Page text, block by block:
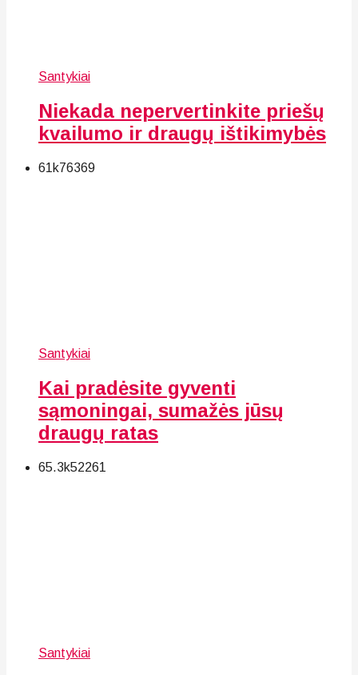
Santykiai
Niekada nepervertinkite priešų
kvailumo ir draugų ištikimybės
61k76369
Santykiai
Kai pradėsite gyventi
sąmoningai, sumažės jūsų
draugų ratas
65.3k52261
Santykiai